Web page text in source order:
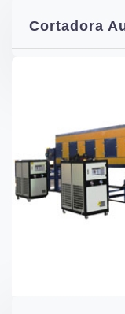
Cortadora